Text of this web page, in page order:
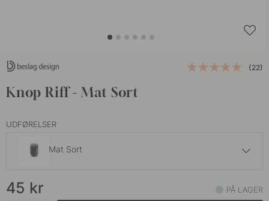
(22)
Knop Riff - Mat Sort
UDFØRELSER
Mat Sort
På lager
45 kr PÅ LAGER